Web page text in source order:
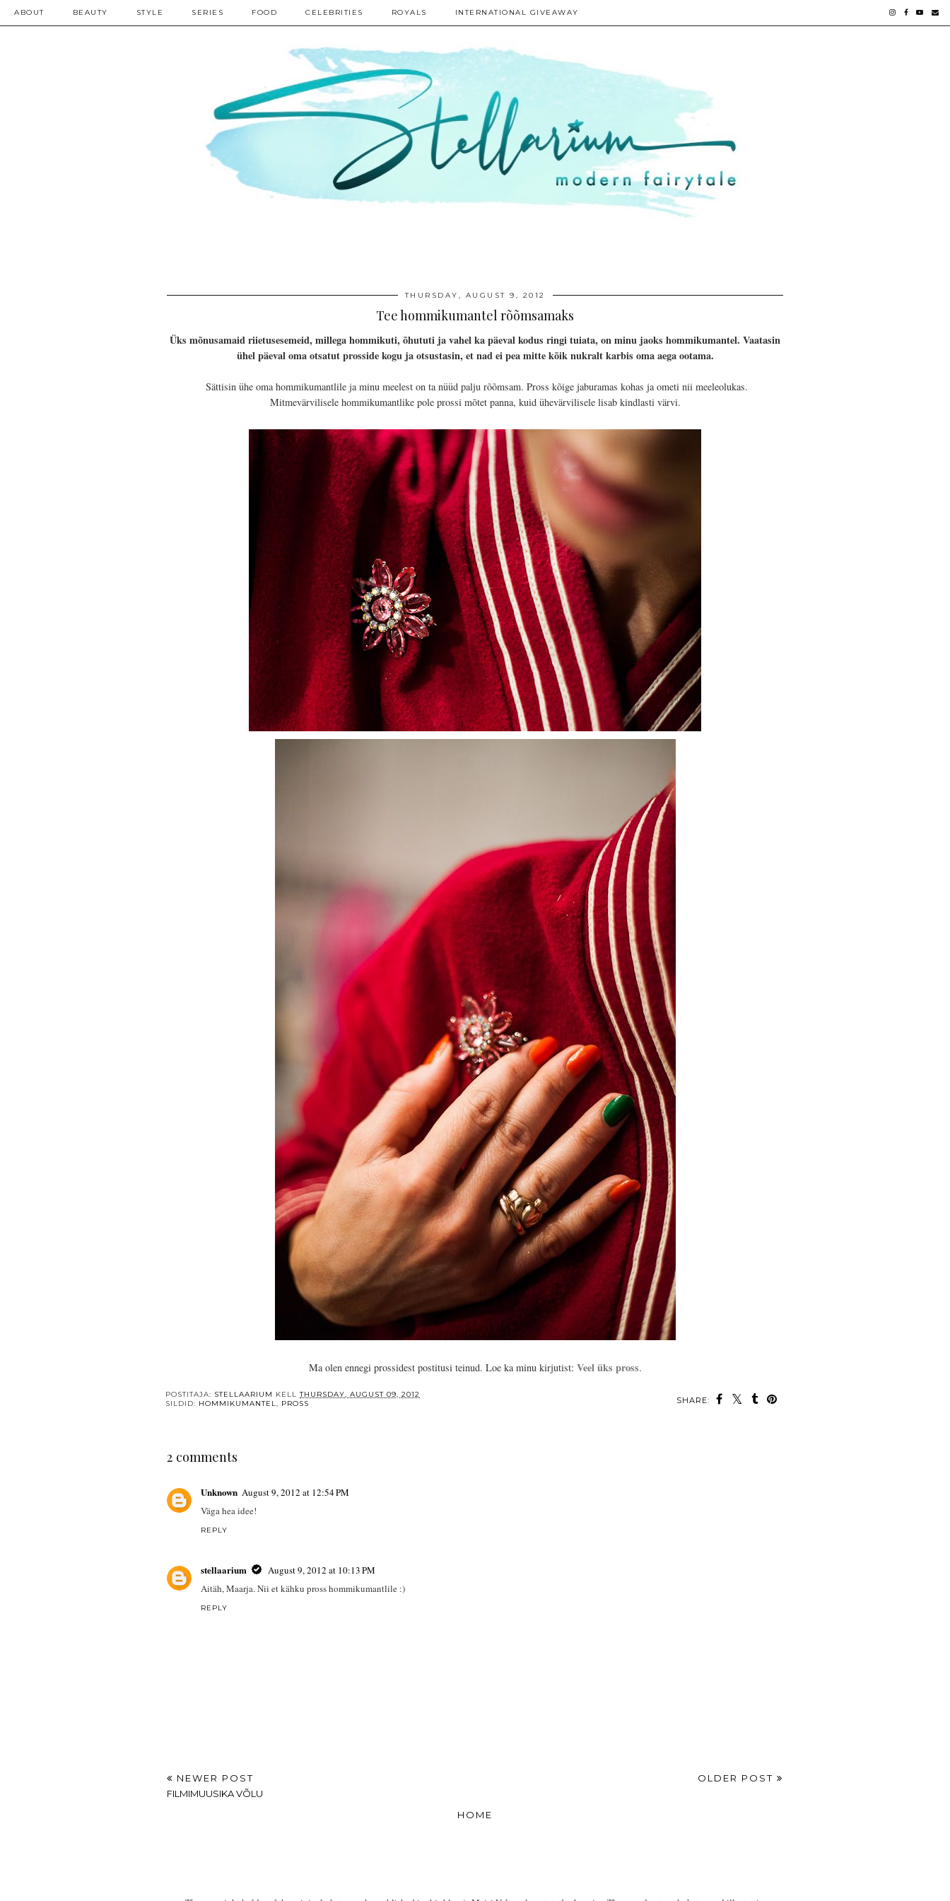
ABOUT BEAUTY STYLE SERIES FOOD CELEBRITIES ROYALS INTERNATIONAL GIVEAWAY
THURSDAY, AUGUST 9, 2012
Tee hommikumantel rõõmsamaks
Üks mõnusamaid riietusesemeid, millega hommikuti, õhututi ja vahel ka päeval kodus ringi tuiata, on minu jaoks hommikumantel. Vaatasin
ühel päeval oma otsatut prosside kogu ja otsustasin, et nad ei pea mitte kõik nukralt karbis oma aega ootama.
Sättisin ühe oma hommikumantlile ja minu meelest on ta nüüd palju rõõmsam. Pross kõige jaburamas kohas ja ometi nii meeleolukas.
Mitmevärvilisele hommikumantlike pole prossi mõtet panna, kuid ühevärvilisele lisab kindlasti värvi.
Ma olen ennegi prossidest postitusi teinud. Loe ka minu kirjutist: Veel üks pross.
SHARE:
POSTITAJA: STELLAARIUM KELLTHURSDAY, AUGUST 09, 2012
SILDID: HOMMIKUMANTEL, PROSS
2 comments
Unknown August 9, 2012 at 12:54 PM
Väga hea idee!
REPLY
stellaarium
August 9, 2012 at 10:13 PM
Aitäh, Maarja. Nii et kähku pross hommikumantlile :)
REPLY
NEWER POST
FILMIMUUSIKA VÕLU
OLDER POST
HOME